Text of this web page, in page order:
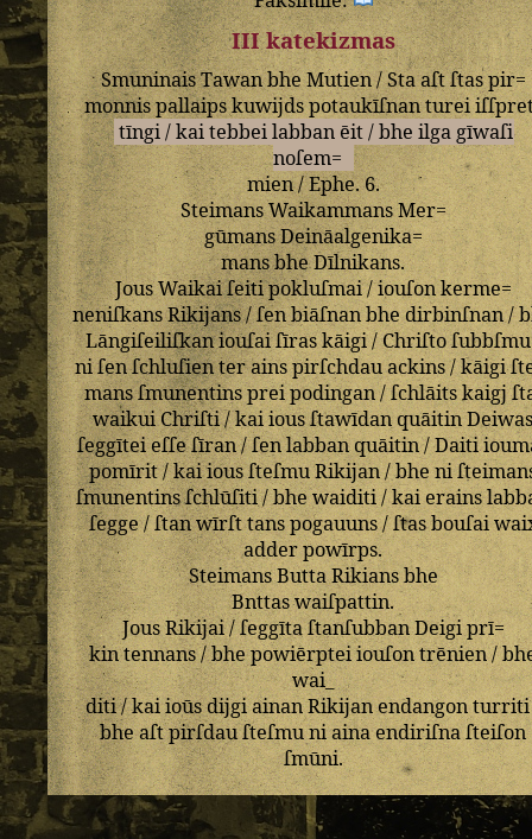
III katekizmas
SmuninaisTawanbhe Mutien/Staaſtſtaspir=
monnispallaipskuwijdspotaukīſnanturei
tīngi/kai tebbei labban ēit/bhe ilga gīwaſi
noſem=
mien/Ephe.6.
SteimansWaikammansMer=
gūmansDeināalgenika=
mansbheDīlnikans.
JousWaikaiſeitipokluſmai/iouſonkerme=
neniſkans Rikijans/ſen biāſnanbhedirbinſnan/
Lāngiſeiliſkaniouſaiſīraskāigi/Chriſtoſubbſmu
niſenſchluſienterainspirſchdauackins/kāigi
mansſmunentinspreipodingan/ſchlāitskaigj
waikui Chriſti/kaiiousſtawīdan quāitin
ſeggītei eſſeſīran/ſen labban quāitin/Daiti
pomīrit/kaiiousſteſmuRikijan/bhe ni
ſmunentinsſchlūſiti/bhewaiditi/kai erains
ſegge/ſtanwīrſttanspogauuns/ſtasbouſai
adder powīrps.
SteimansButtaRikiansbhe
Bnttas waiſpattin.
JousRikijai/ſeggītaſtanſubbanDeigiprī=
kintennans/bhepowiērptei iouſontrēnien/
wai_
diti/kaiioūsdijgiainanRikijan endangonturriti
bheaſtpirſdauſteſmuni ainaendiriſnaſteiſon
ſmūni.